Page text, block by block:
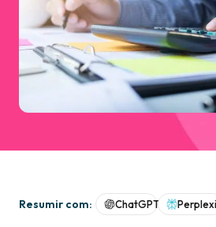
Resumir com: ChatGPT